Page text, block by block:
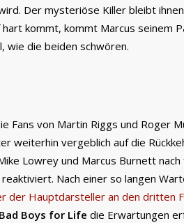
Der mysteriöse Killer bleibt
kommt, kommt Marcus seinem
wie die beiden schwören.
Fans von Martin Riggs und Roger
weiterhin vergeblich auf die
Lowrey und Marcus Burnett
Nach einer so langen
der Hauptdarsteller an den dritten
Bad Boys for Life die Erwartungen